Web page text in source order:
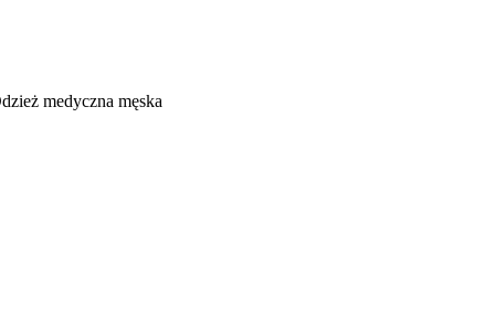
medyczna męska